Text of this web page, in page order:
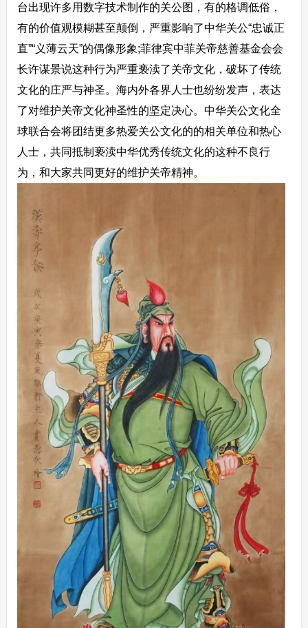
台出现许多用数字技术制作的关公图，有的格调低俗，
有的价值观模糊甚至颠倒，严重影响了中华关公“忠诚正
直”“义薄云天”的偶像形象;菲律宾中菲关帝慈善基金会会
长许谋景说这种行为严重亵渎了关帝文化，破坏了传统
文化的庄严与神圣。海内外各界人士也纷纷发声，表达
了对维护关帝文化神圣性的坚定决心。中华关公文化全
球联合会将团结更多热爱关公文化的的相关单位和热心
人士，共同抵制亵渎中华优秀传统文化的这种不良行
为，和大家共同更好的维护关帝精神。